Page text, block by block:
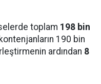
toplam 198 bin
190 bin
ardından 8